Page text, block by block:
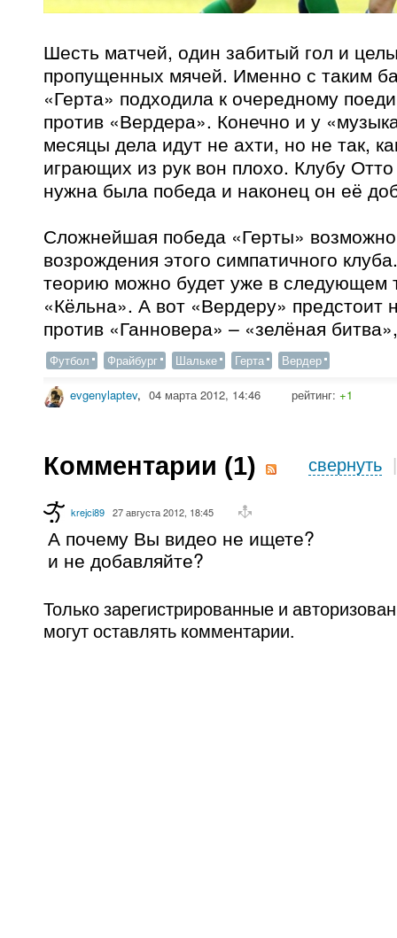
Шесть матчей, один забитый гол и
пропущенных мячей. Именно с таким
«Герта» подходила к очередному
против «Вердера». Конечно и у
месяцы дела идут не ахти, но не так,
играющих из рук вон плохо. Клубу
нужна была победа и наконец он её
Сложнейшая победа «Герты»
возрождения этого симпатичного
теорию можно будет уже в следующем
«Кёльна». А вот «Вердеру» предстоит
против «Ганновера» – «зелёная
Футбол Фрайбург Шальке Герта Вердер
evgenylaptev, 04 марта 2012, 14:46 рейтинг: +1
Комментарии (1) свернуть
krejci89 27 августа 2012, 18:45
А почему Вы видео не ищете?
и не добавляйте?
Только зарегистрированные и
могут оставлять комментарии.